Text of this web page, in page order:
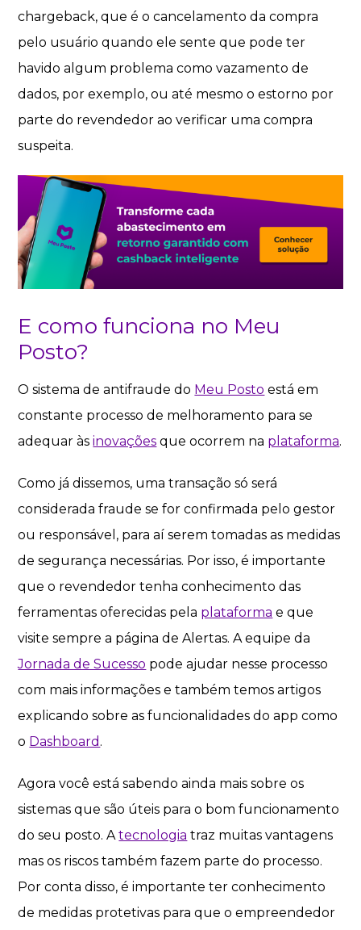
chargeback, que é o cancelamento da compra
pelo usuário quando ele sente que pode ter
havido algum problema como vazamento de
dados, por exemplo, ou até mesmo o estorno por
parte do revendedor ao verificar uma compra
suspeita.
E como funciona no Meu
Posto?
O sistema de antifraude do Meu Posto está em
constante processo de melhoramento para se
adequar àsinovações que ocorrem na plataforma.
Como já dissemos, uma transação só será
considerada fraude se for confirmada pelo gestor
ou responsável, para aí serem tomadas as medidas
de segurança necessárias. Por isso, é importante
que o revendedor tenha conhecimento das
ferramentas oferecidas pela plataforma e que
visite sempre a página de Alertas. A equipe da
Jornada de Sucesso pode ajudar nesse processo
com mais informações e também temos artigos
explicando sobre as funcionalidades do app como
o Dashboard .
Agora você está sabendo ainda mais sobre os
sistemas que são úteis para o bom funcionamento
do seu posto. Atecnologia traz muitas vantagens
mas os riscos também fazem parte do processo.
Por conta disso, é importante ter conhecimento
de medidas protetivas para que o empreendedor